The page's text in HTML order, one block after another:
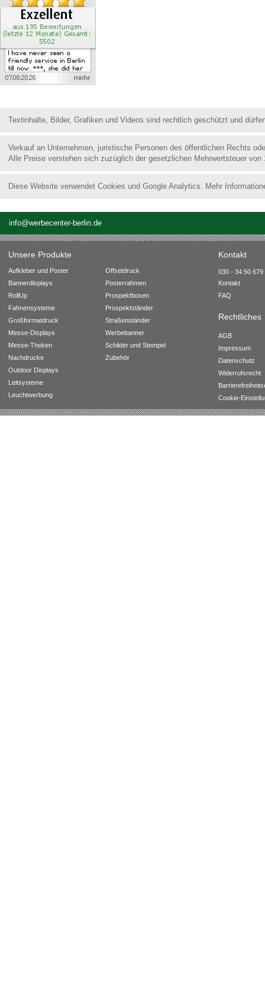
Textinhalte, Bilder, Grafiken und Videos sind rechtlich geschützt und
Verkauf an Unternehmen, juristische Personen des öffentlichen Rechts
Alle Preise verstehen sich zuzüglich der gesetzlichen Mehrwertsteuer von
Diese Website verwendet Cookies und Google Analytics. Mehr
info@werbecenter-berlin.de
Unsere Produkte Kontakt
Aufkleber und Poster
Bannerdisplays
RollUp
Fahnensysteme
Großformatdruck
Messe-Displays
Messe-Theken
Nachdrucke
Outdoor Displays
Leitsysteme
Leuchtwerbung
Offsetdruck
Posterrahmen
Prospektboxen
Prospektständer
Straßenständer
Werbebanner
Schilder und Stempel
Zubehör
030 - 34 50 679
Kontakt
FAQ
Rechtliches
AGB
Impressum
Datenschutz
Widerrufsrecht
Cookie-